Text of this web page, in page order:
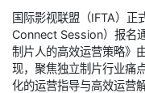
国际影视联盟（IFTA）正
Connect Session）报名
制片人的高效运营策略》
现，聚焦独立制片行业痛
化的运营指导与高效运营